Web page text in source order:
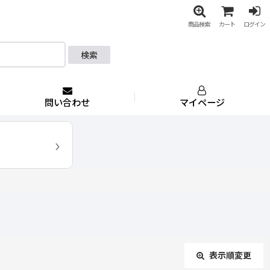
商品検索 カート ログイン
検索
問い合わせ マイページ
›
表示順変更